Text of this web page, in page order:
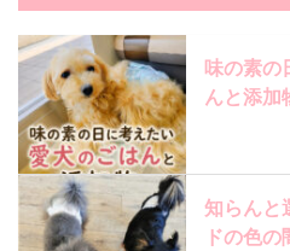
味の素の
んと添加
知らんと
ドの色の